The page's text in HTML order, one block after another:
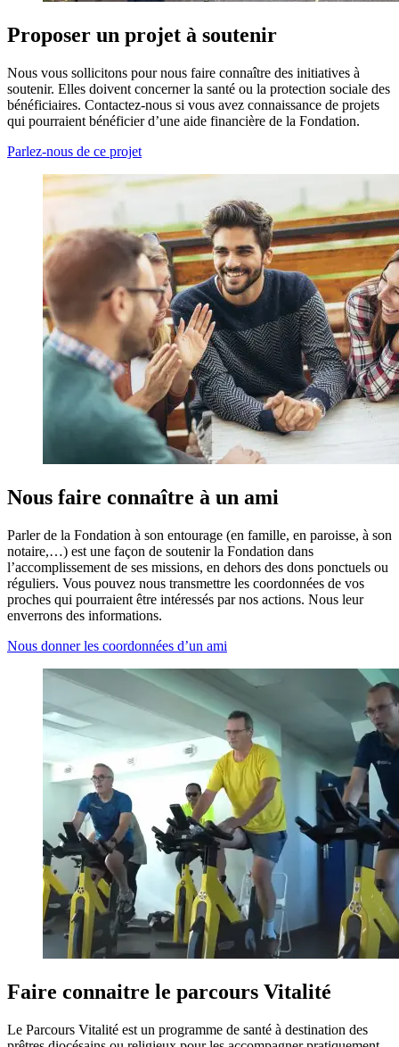
Proposer un projet à soutenir
Nous vous sollicitons pour nous faire connaître des initiatives à
soutenir. Elles doivent concerner la santé ou la protection sociale des
bénéficiaires. Contactez-nous si vous avez connaissance de projets
qui pourraient bénéficier d’une aide financière de la Fondation.
Parlez-nous de ce projet
Nous faire connaître à un ami
Parler de la Fondation à son entourage (en famille, en paroisse, à son
notaire,…) est une façon de soutenir la Fondation dans
l’accomplissement de ses missions, en dehors des dons ponctuels ou
réguliers. Vous pouvez nous transmettre les coordonnées de vos
proches qui pourraient être intéressés par nos actions. Nous leur
enverrons des informations.
Nous donner les coordonnées d’un ami
Faire connaitre le parcours Vitalité
Le Parcours Vitalité est un programme de santé à destination des